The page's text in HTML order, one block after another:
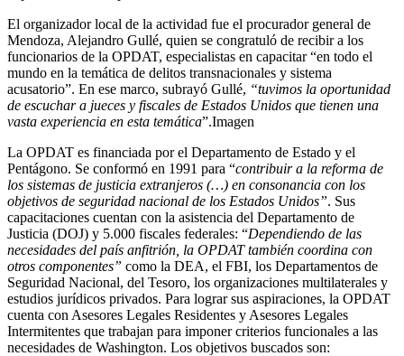
El organizador local de la actividad fue el procurador general de
Mendoza, Alejandro Gullé, quien se congratuló de recibir a los
funcionarios de la OPDAT, especialistas en capacitar “en todo el
mundo en la temática de delitos transnacionales y sistema
acusatorio”. En ese marco, subrayó Gullé, “tuvimos la oportunidad
de escuchar a jueces y fiscales de Estados Unidos que tienen una
vasta experiencia en esta temática”.Imagen
La OPDAT es financiada por el Departamento de Estado y el
Pentágono. Se conformó en 1991 para “contribuir a la reforma de
los sistemas de justicia extranjeros (…) en consonancia con los
objetivos de seguridad nacional de los Estados Unidos”. Sus
capacitaciones cuentan con la asistencia del Departamento de
Justicia (DOJ) y 5.000 fiscales federales: “Dependiendo de las
necesidades del país anfitrión, la OPDAT también coordina con
otros componentes” como la DEA, el FBI, los Departamentos de
Seguridad Nacional, del Tesoro, los organizaciones multilaterales y
estudios jurídicos privados. Para lograr sus aspiraciones, la OPDAT
cuenta con Asesores Legales Residentes y Asesores Legales
Intermitentes que trabajan para imponer criterios funcionales a las
necesidades de Washington. Los objetivos buscados son: